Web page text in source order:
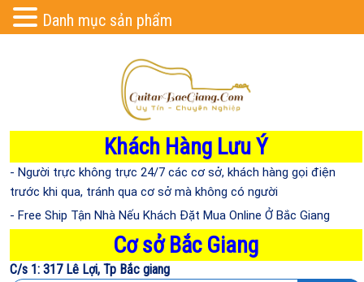
Khách Hàng Lưu Ý
- Người trực không trực 24/7 các cơ sở, khách hàng gọi điện
trước khi qua, tránh qua cơ sở mà không có người
- Free Ship Tận Nhà Nếu Khách Đặt Mua Online Ở Bắc Giang
Cơ sở Bắc Giang
C/s 1: 317 Lê Lợi, Tp Bắc giang
Danh mục sản phẩm